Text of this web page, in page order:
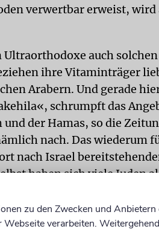
verwertbar erweist, wird
auch
ihre Vitaminträger
Arabern. Und gerade
schrumpft das
der Hamas, so die
nach. Das wiederum
nach Israel
haben sich viele Juden
von Ware aus.
nichtjüdischen
zu den Zwecken und
verarbeiten.